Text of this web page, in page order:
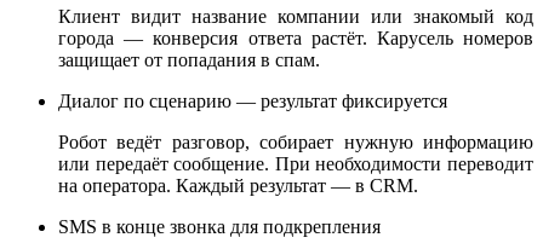
Клиент видит название компании или знакомый код
города — конверсия ответа растёт. Карусель номеров
защищает от попадания в спам.
Диалог по сценарию — результат фиксируется
Робот ведёт разговор, собирает нужную информацию
или передаёт сообщение. При необходимости переводит
на оператора. Каждый результат — в CRM.
SMS в конце звонка для подкрепления